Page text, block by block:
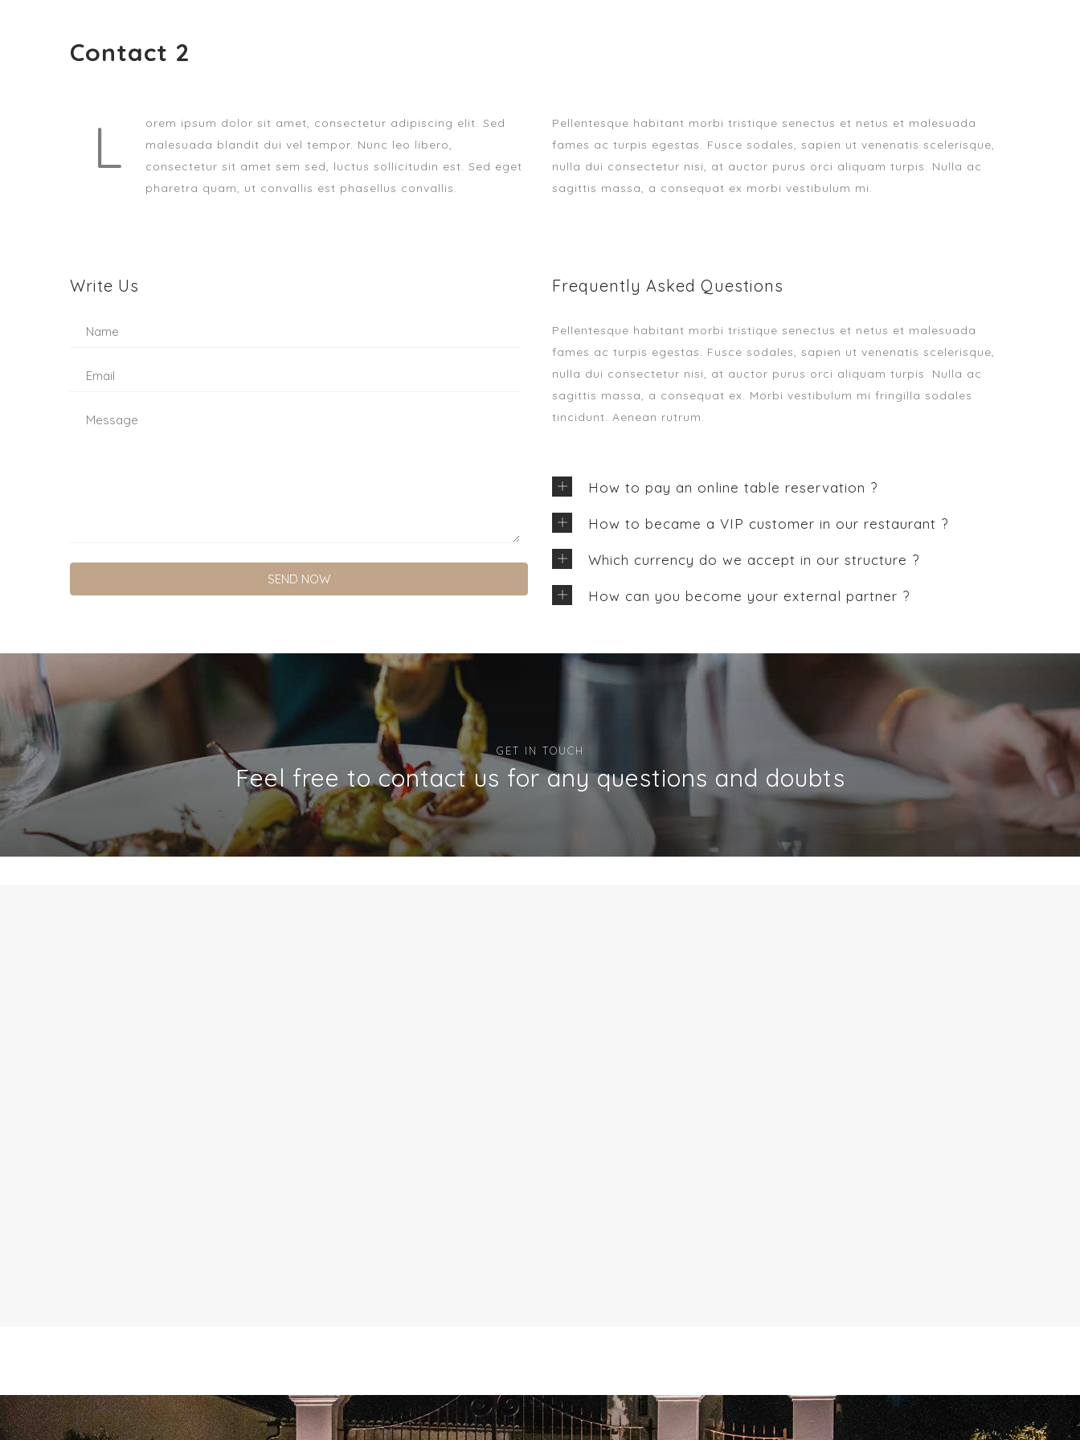
Contact 2
L
orem ipsum dolor sit amet, consectetur adipiscing elit. Sed
malesuada blandit dui vel tempor. Nunc leo libero,
consectetur sit amet sem sed, luctus sollicitudin est. Sed eget
pharetra quam, ut convallis est phasellus convallis.
Pellentesque habitant morbi tristique senectus et netus et malesuada
fames ac turpis egestas. Fusce sodales, sapien ut venenatis scelerisque,
nulla dui consectetur nisi, at auctor purus orci aliquam turpis. Nulla ac
sagittis massa, a consequat ex morbi vestibulum mi.
Write Us Frequently Asked Questions
Pellentesque habitant morbi tristique senectus et netus et malesuada
fames ac turpis egestas. Fusce sodales, sapien ut venenatis scelerisque,
nulla dui consectetur nisi, at auctor purus orci aliquam turpis. Nulla ac
sagittis massa, a consequat ex. Morbi vestibulum mi fringilla sodales
tincidunt. Aenean rutrum.
How to pay an online table reservation ?
How to became a VIP customer in our restaurant ?
Which currency do we accept in our structure ?
How can you become your external partner ?
GET IN TOUCH
Feel free to contact us for any questions and doubts